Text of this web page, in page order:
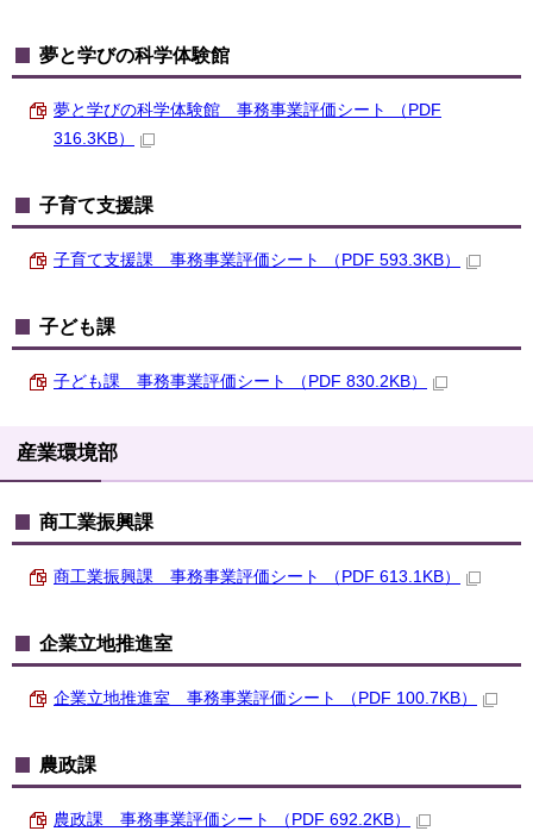
夢と学びの科学体験館
夢と学びの科学体験館 事務事業評価シート （PDF
316.3KB）
子育て支援課
子育て支援課 事務事業評価シート （PDF 593.3KB）
子ども課
子ども課 事務事業評価シート （PDF 830.2KB）
産業環境部
商工業振興課
商工業振興課 事務事業評価シート （PDF 613.1KB）
企業立地推進室
企業立地推進室 事務事業評価シート （PDF 100.7KB）
農政課
農政課 事務事業評価シート （PDF 692.2KB）